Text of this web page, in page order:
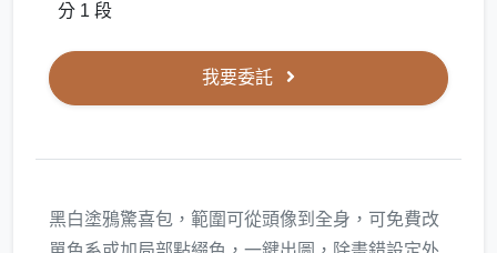
分 1 段
我要委託
黑白塗鴉驚喜包，範圍可從頭像到全身，可免費改